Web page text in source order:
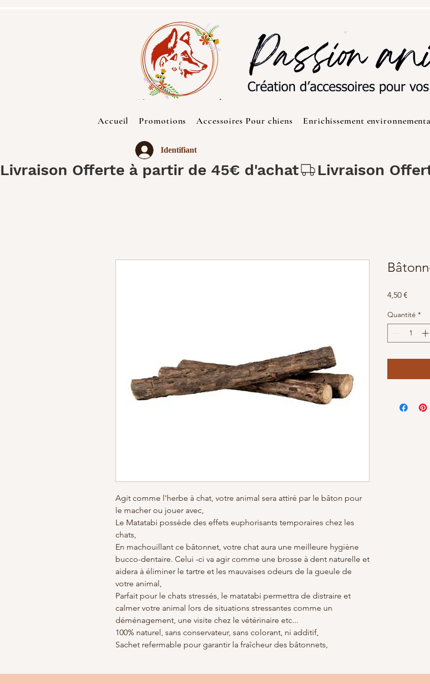
Accueil Promotions Accessoires Pour chiens Enrichissement
Identifiant
Livraison Offerte à partir de 45€ d'achat
Agit comme l'herbe à chat, votre animal sera attiré par le bâton pour
le macher ou jouer avec,
Le Matatabi possède des effets euphorisants temporaires chez les
chats,
En machouillant ce bâtonnet, votre chat aura une meilleure hygiène
bucco-dentaire. Celui -ci va agir comme une brosse à dent naturelle et
aidera à éliminer le tartre et les mauvaises odeurs de la gueule de
votre animal,
Parfait pour le chats stressés, le matatabi permettra de distraire et
calmer votre animal lors de situations stressantes comme un
déménagement, une visite chez le vétérinaire etc...
100% naturel, sans conservateur, sans colorant, ni additif,
Sachet refermable pour garantir la fraîcheur des bâtonnets,
4,50 €
Quantité *